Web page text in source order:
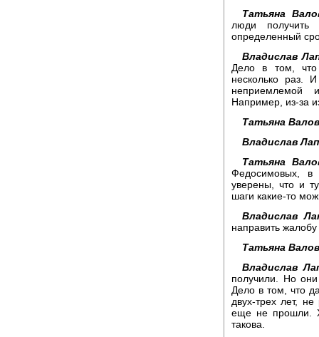
Татьяна
люди получить
определенный
Владислав
Дело в том, что
несколько раз.
неприемлемой
Например, из-за
Татьяна
Владислав
Татьяна
Федосимовых, в
уверены, что и
шаги какие-то
Владислав
направить
Татьяна
Владислав
получили. Но
Дело в том, что
двух-трех лет,
еще не прошли.
такова.